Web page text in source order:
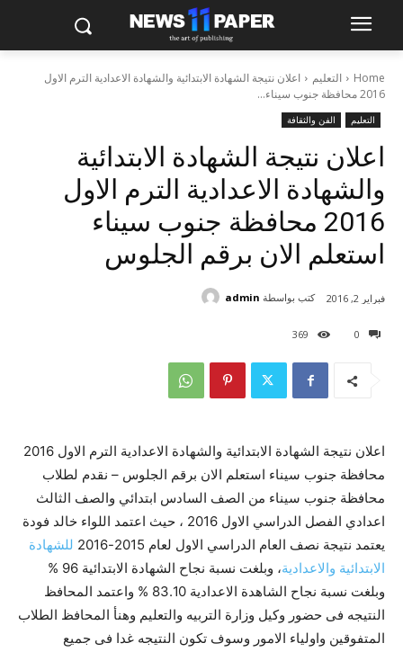
Home التعليم
اعلان نتيجة الشهادة الابتدائية والشهادة الاعدادية الترم الاول
2016 محافظة جنوب سيناء...
التعليم الفن والثقافة
اعلان نتيجة الشهادة الابتدائية
والشهادة الاعدادية الترم الاول
2016 محافظة جنوب سيناء
استعلم الان برقم الجلوس
0
369
فبراير 2, 2016 كتب بواسطة admin
اعلان نتيجة الشهادة الابتدائية والشهادة الاعدادية الترم الاول 2016
محافظة جنوب سيناء استعلم الان برقم الجلوس – نقدم لطلاب
محافظة جنوب سيناء من الصف السادس ابتدائي والصف الثالث
اعدادي الفصل الدراسي الاول 2016 ، حيث اعتمد اللواء خالد فودة
يعتمد نتيجة نصف العام الدراسي الاول لعام 2015-2016
للشهادة
الابتدائية والاعدادية
، وبلغت نسبة نجاح الشهادة الابتدائية 96 %
وبلغت نسبة نجاح الشاهدة الاعدادية 83.10 % واعتمد المحافظ
النتيجه فى حضور وكيل وزارة التربيه والتعليم وهنأ المحافظ الطلاب
المتفوقين واولياء الامور وسوف تكون النتيجه غدا فى جميع